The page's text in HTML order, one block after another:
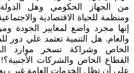
من الجهاز الحكومي وهل
ومنظمة للحياة الاقتصادية
إنها مجرد واضع لمعايير الجودة
والعام. هل التنمية تعتمد علي دور
الخاص وشراكة تسخر موارد
القطاع الخاص والشركات
علي أن تظل الخدمات العامة غير